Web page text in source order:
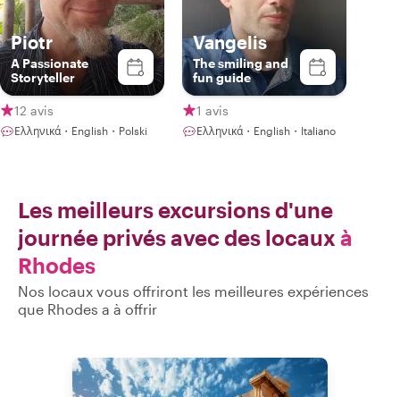
Piotr
A Passionate
Storyteller
12 avis
Ελληνικά・English・Polski
Vangelis
The smiling and
fun guide
1 avis
Ελληνικά・English・Italiano
Les meilleurs excursions d'une
journée privés avec des locaux à
Rhodes
Nos locaux vous offriront les meilleures expériences
que Rhodes a à offrir